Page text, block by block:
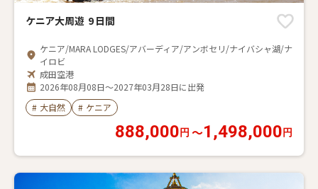
ケニア大周遊 9 日間
ケニア/MARA LODGES/アバーディア/アンボセリ/ナイバシャ湖/ナ
イロビ
成田空港
2026年08月08日～2027年03月28日に出発
# 大自然 # ケニア
888,000 円 〜1,498,000 円